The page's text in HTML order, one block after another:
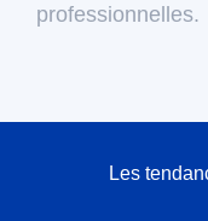
professionnelles.
Les